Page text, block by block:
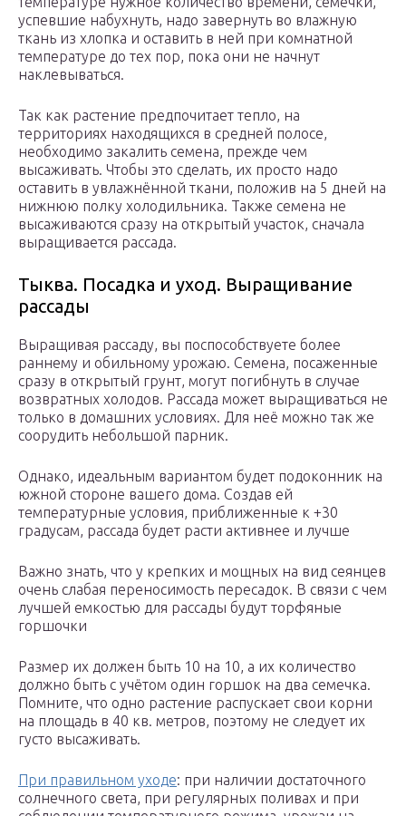
успевшие набухнуть, надо завернуть во влажную
ткань из хлопка и оставить в ней при комнатной
температуре до тех пор, пока они не начнут
наклевываться.
Так как растение предпочитает тепло, на
территориях находящихся в средней полосе,
необходимо закалить семена, прежде чем
высаживать. Чтобы это сделать, их просто надо
оставить в увлажнённой ткани, положив на 5 дней на
нижнюю полку холодильника. Также семена не
высаживаются сразу на открытый участок, сначала
выращивается рассада.
Тыква. Посадка и уход. Выращивание
рассады
Выращивая рассаду, вы поспособствуете более
раннему и обильному урожаю. Семена, посаженные
сразу в открытый грунт, могут погибнуть в случае
возвратных холодов. Рассада может выращиваться не
только в домашних условиях. Для неё можно так же
соорудить небольшой парник.
Однако, идеальным вариантом будет подоконник на
южной стороне вашего дома. Создав ей
температурные условия, приближенные к +30
градусам, рассада будет расти активнее и лучше
Важно знать, что у крепких и мощных на вид сеянцев
очень слабая переносимость пересадок. В связи с чем
лучшей емкостью для рассады будут торфяные
горшочки
Размер их должен быть 10 на 10, а их количество
должно быть с учётом один горшок на два семечка.
Помните, что одно растение распускает свои корни
на площадь в 40 кв. метров, поэтому не следует их
густо высаживать.
При правильном уходе: при наличии достаточного
солнечного света, при регулярных поливах и при